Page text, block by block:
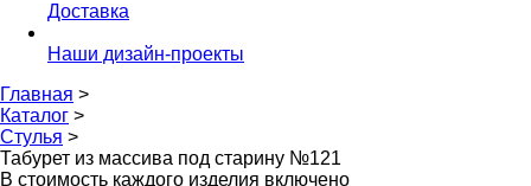
Доставка
Наши дизайн-проекты
Главная >
Каталог >
Стулья >
Табурет из массива под старину №121
В стоимость каждого изделия включено